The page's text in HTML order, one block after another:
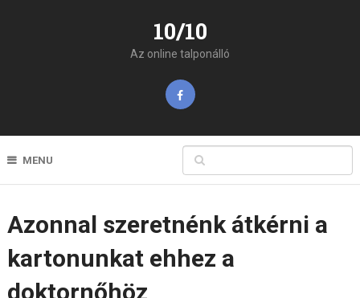
10/10
Az online talponálló
MENU
Azonnal szeretnénk átkérni a
kartonunkat ehhez a
doktornőhöz